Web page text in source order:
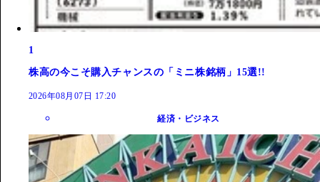
1
株高の今こそ購入チャンスの「ミニ株銘柄」15選!!
2026年08月07日 17:20
経済・ビジネス